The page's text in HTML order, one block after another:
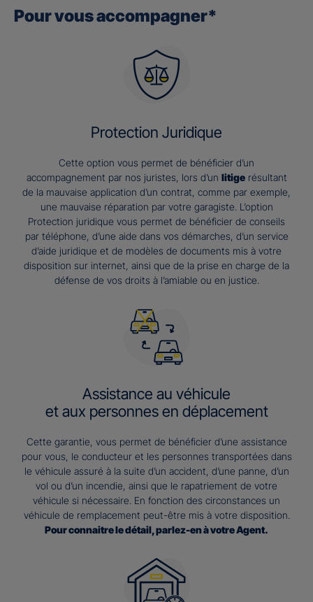
Pour vous accompagner*
Protection Juridique
Cette option vous permet de bénéficier d’un
accompagnement par nos juristes, lors d’un litigerésultant
de la mauvaise application d’un contrat, comme par exemple,
une mauvaise réparation par votre garagiste. L’option
Protection juridique vous permet de bénéficier de conseils
par téléphone, d’une aide dans vos démarches, d’un service
d’aide juridique et de modèles de documents mis à votre
disposition sur internet, ainsi que de la prise en charge de la
défense de vos droits à l’amiable ou en justice.
Assistance au véhicule
et aux personnes en déplacement
Cette garantie, vous permet de bénéficier d’une assistance
pour vous, le conducteur et les personnes transportées dans
le véhicule assuré à la suite d’un accident, d’une panne, d’un
vol ou d’un incendie, ainsi que le rapatriement de votre
véhicule si nécessaire. En fonction des circonstances un
véhicule de remplacement peut-être mis à votre disposition.
Pour connaitre le détail, parlez-en à votre Agent.